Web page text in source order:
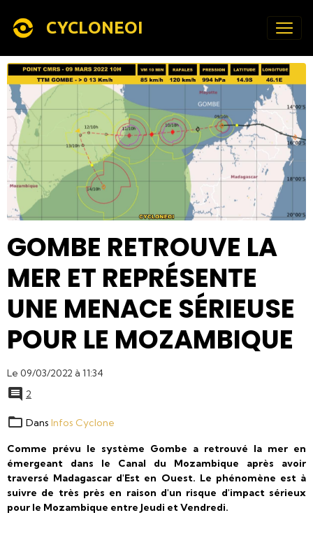
CYCLONEOI
GOMBE RETROUVE LA
MER ET REPRÉSENTE
UNE MENACE SÉRIEUSE
POUR LE MOZAMBIQUE
Le 09/03/2022 à 11:34
2
Dans Infos Cyclone
Comme prévu le système Gombe a retrouvé la mer en
émergeant dans le Canal du Mozambique après avoir
traversé Madagascar d'Est en Ouest. Le phénomène est à
suivre de très près en raison d'un risque d'impact sérieux
pour le Mozambique entre Jeudi et Vendredi.